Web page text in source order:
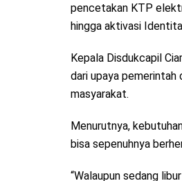
pencetakan KTP
hingga aktivasi
Kepala Disdukcapil
dari upaya pemerintah
masyarakat.
Menurutnya,
bisa sepenuhnya
“Walaupun sedang